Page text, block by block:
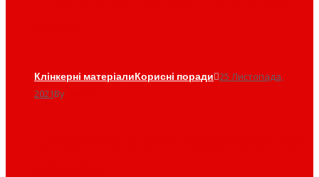
Клінкерні матеріалиКорисні поради 25 Листопада,
2021By